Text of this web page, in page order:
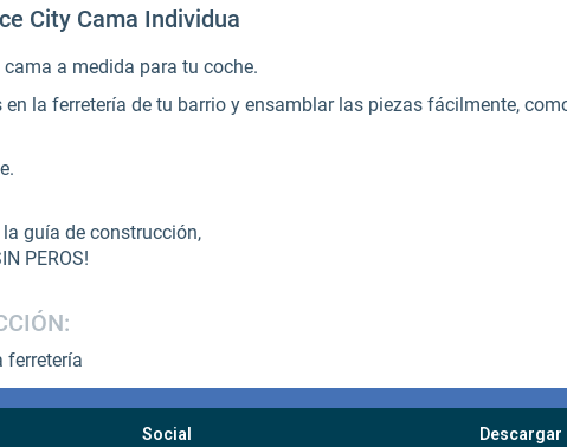
Social Descargar